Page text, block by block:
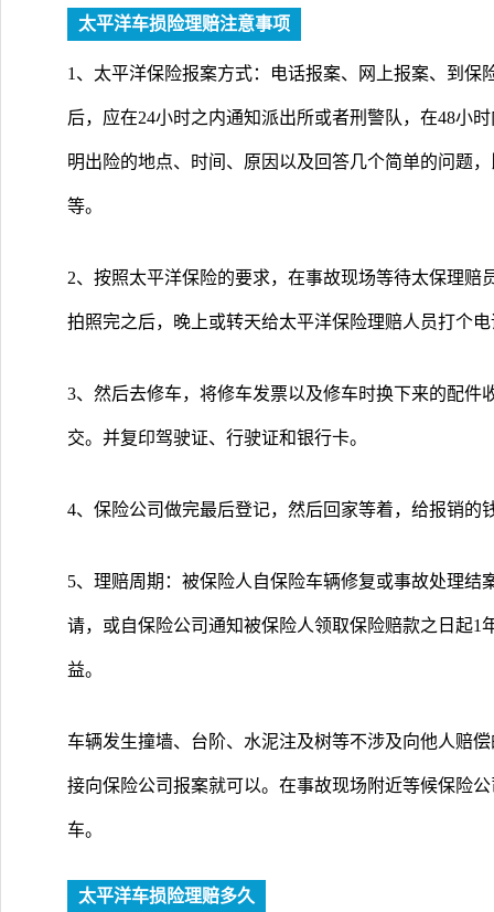
太平洋车损险理赔注意事项
1、太平洋保险报案方式：电话报案、网上报案、到保
后，应在24小时之内通知派出所或者刑警队，在48小
明出险的地点、时间、原因以及回答几个简单的问题
等。
2、按照太平洋保险的要求，在事故现场等待太保理
拍照完之后，晚上或转天给太平洋保险理赔人员打个
3、然后去修车，将修车发票以及修车时换下来的配件
交。并复印驾驶证、行驶证和银行卡。
4、保险公司做完最后登记，然后回家等着，给报销的
5、理赔周期：被保险人自保险车辆修复或事故处理结
请，或自保险公司通知被保险人领取保险赔款之日起1
益。
车辆发生撞墙、台阶、水泥注及树等不涉及向他人赔
接向保险公司报案就可以。在事故现场附近等候保险
车。
太平洋车损险理赔多久